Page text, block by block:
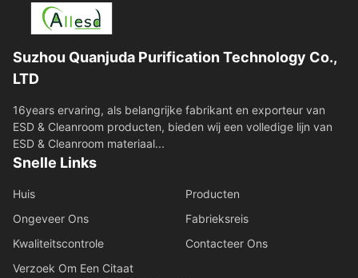
Suzhou Quanjuda Purification Technology Co.,
LTD
16years ervaring, als belangrijke fabrikant en exporteur van
ESD & Cleanroom producten, bieden wij een volledige lijn van
ESD & Cleanroom materiaal...
Snelle Links
Huis
Producten
Ongeveer Ons
Fabrieksreis
Kwaliteitscontrole
Contacteer Ons
Verzoek Om Een Citaat